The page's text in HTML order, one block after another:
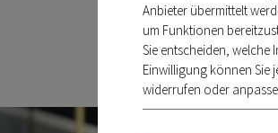
Anbieter übermittelt
um Funktionen
Sie entscheiden, welche
Einwilligung können Sie
widerrufen oder